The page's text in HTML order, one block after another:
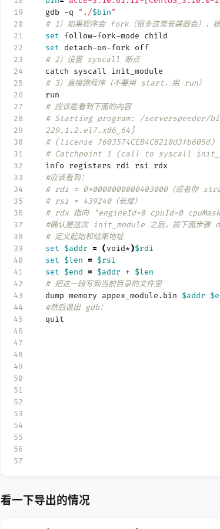
19
20
21
22
23
24
25
26
27
28
29
30
31
32
33
34
35
36
37
38
39
40
41
42
43
44
45
46
47
48
49
50
51
52
53
54
55
56
57
gdb -q
"./$bin"
# 1）如果程序会 fork（很多这类安装器会），
set follow-fork-mode child
set detach-on-fork off
# 2）设置 syscall 断点
catch syscall init_module
# 3）直接跑程序（不要用 start，用 run）
run
# 应该能看到下面的内容
# Starting program: /serverspeeder/
229.1.2.el7.x86_64]
# (license 7603574CEB4C8210d3fb605d)
# Catchpoint 1 (call to syscall
info registers rdi rsi rdx
#应该看到：
# rdi = 0x0000000000403000（或者你
# rsi = 439240（长度）
# rdx 指向 "engineId=0 cpuId=0
#确认是这次 init_module 之后，按下面步骤
# 定义起始和结束地址
set
$addr = (void*)$rdi
set
$len =
$rsi
set
$end = $addr + $len
# 把这一段写到当前目录的文件里
dump memory appex_module.bin $addr
#然后退出 gdb：
quit
看一下导出的情况